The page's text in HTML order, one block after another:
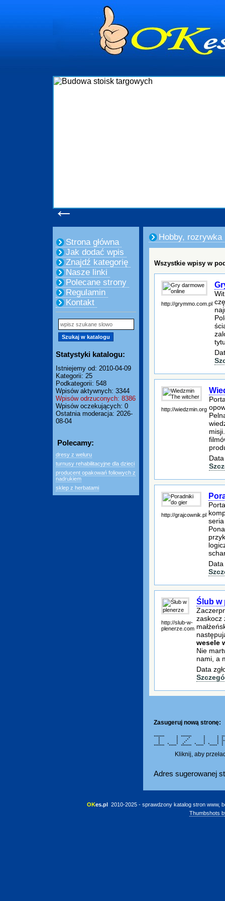
←
Strona główna
Jak dodać wpis
Znajdź kategorię
Nasze linki
Polecane strony
Regulamin
Kontakt
Statystyki katalogu:
Istniejemy od: 2010-04-09
Kategorii: 25
Podkategorii: 548
Wpisów aktywnych: 3344
Wpisów odrzuconych: 8386
Wpisów oczekujących: 0
Ostatnia moderacja: 2026-
08-04
Polecamy:
dresy z weluru
turnusy rehabilitacyjne dla dzieci
producent opakowań foliowych z
nadrukiem
sklep z herbatami
Hobby, rozrywka
Wszystkie wpisy w
http://grymmo.com.pl
http://wiedzmin.org
http://grajcownik.pl
http://slub-w-
plenerze.com
Ślub w
zaskocz
wesele
Nie
nami, a
Data
Zasugeruj nową stronę:
******* * ******* * *
* * * * * *
* * * * *
* * * * * ****
* * * * *
* * * * * * * *
******* ***** ******* *****
Kliknij, aby
Adres sugerowanej
OKes.pl 2010-2025 - sprawdzony katalog stron www,
Thumbshots